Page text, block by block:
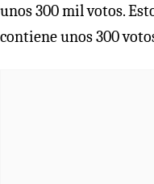
unos 300 mil votos.
contiene unos 300